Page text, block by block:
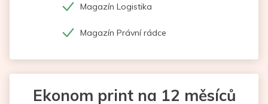
Magazín Logistika
Magazín Právní rádce
Ekonom print na 12 měsíců